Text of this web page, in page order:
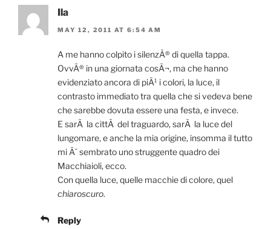
Ila
MAY 12, 2011 AT 6:54 AM
A me hanno colpito i silenzÃ® di quella tappa.
OvvÃ® in una giornata cosÃ¬, ma che hanno
evidenziato ancora di piÃ¹ i colori, la luce, il
contrasto immediato tra quella che si vedeva bene
che sarebbe dovuta essere una festa, e invece.
E sarÃ la cittÃ del traguardo, sarÃ la luce del
lungomare, e anche la mia origine, insomma il tutto
mi Ã¨ sembrato uno struggente quadro dei
Macchiaioli, ecco.
Con quella luce, quelle macchie di colore, quel
chiaroscuro.
Reply